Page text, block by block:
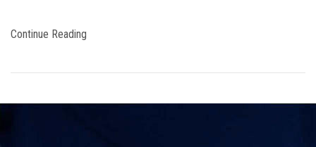
Continue Reading